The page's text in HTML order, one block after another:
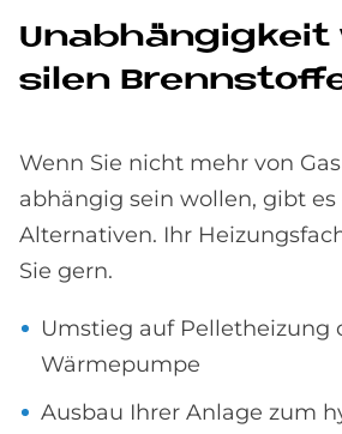
si­len
Wenn Sie nicht mehr von
abhängig sein wollen, gibt es
Alternativen. Ihr
Sie gern.
Umstieg auf Pelletheizung
Wärmepumpe
Ausbau Ihrer Anlage zum